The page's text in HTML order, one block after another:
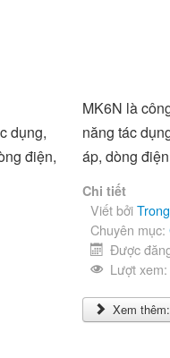
dụng,
điện,
MK6N là
năng tác
áp, dòng
Chi tiết
Viết bởi
Chuyên mục:
Được
Lượt
Xem